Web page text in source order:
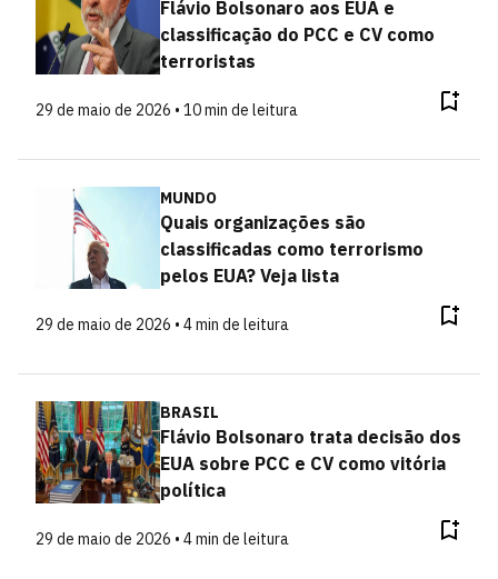
Flávio Bolsonaro aos EUA e
classificação do PCC e CV como
terroristas
29 de maio de 2026 • 10 min de leitura
MUNDO
Quais organizações são
classificadas como terrorismo
pelos EUA? Veja lista
29 de maio de 2026 • 4 min de leitura
BRASIL
Flávio Bolsonaro trata decisão dos
EUA sobre PCC e CV como vitória
política
29 de maio de 2026 • 4 min de leitura